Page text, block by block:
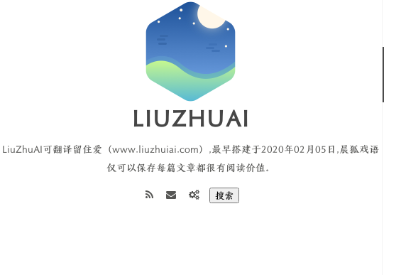
LIUZHUAI
LiuZhuAI可翻译留住爱（www.liuzhuiai.com）,最早搭建于2020年02月05日,晨狐戏语
仅可以保存每篇文章都很有阅读价值。
搜索